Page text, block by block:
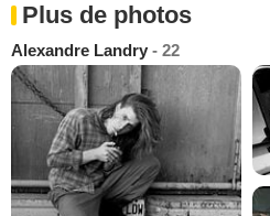
Plus de photos
Alexandre Landry - 22